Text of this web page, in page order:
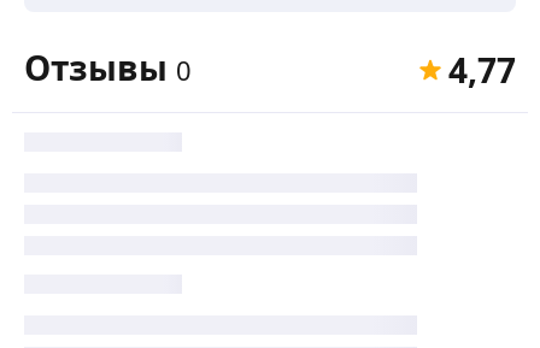
Отзывы 0 4,77